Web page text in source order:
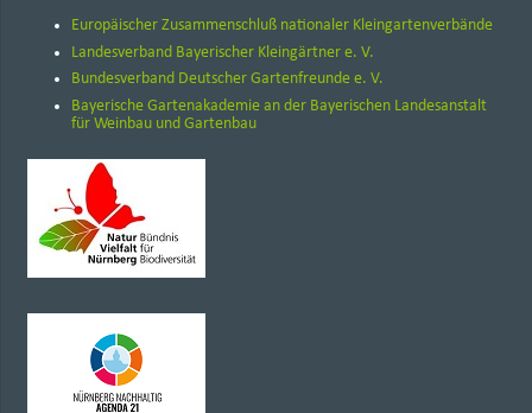
Europäischer Zusammenschluß nationaler Kleingartenverbände
Landesverband Bayerischer Kleingärtner e. V.
Bundesverband Deutscher Gartenfreunde e. V.
Bayerische Gartenakademie an der Bayerischen Landesanstalt
für Weinbau und Gartenbau